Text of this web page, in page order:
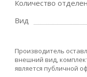
Количество
Вид
Производитель
внешний вид,
является публичной